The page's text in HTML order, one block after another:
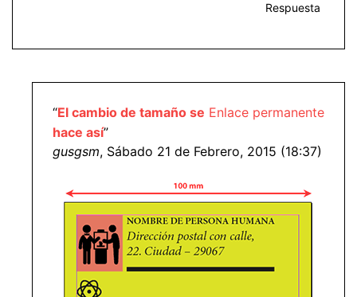
Respuesta
Enlace permanente
“El cambio de tamaño se
hace así”
gusgsm, Sábado 21 de Febrero, 2015 (18:37)